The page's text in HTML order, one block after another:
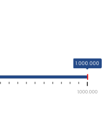
1.000.000
1.000.000